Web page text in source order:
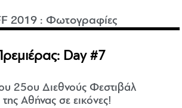
2019 : Φωτογραφίες
Day #7
25ου Διεθνούς Φεστιβάλ
Αθήνας σε εικόνες!